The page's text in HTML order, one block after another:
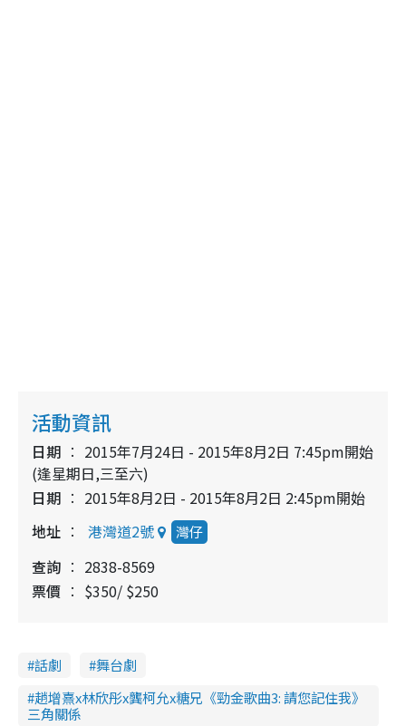
活動資訊
日期
2015年7月24日 - 2015年8月2日 7:45pm開始
(逢星期日,三至六)
日期
2015年8月2日 - 2015年8月2日 2:45pm開始
地址
港灣道2號 灣仔
查詢
2838-8569
票價
$350/ $250
話劇
舞台劇
趙增熹x林欣彤x龔柯允x糖兄《勁金歌曲3: 請您記住我》
三角關係